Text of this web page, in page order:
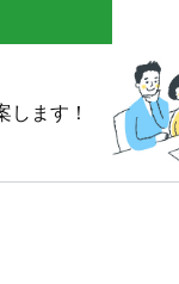
します！